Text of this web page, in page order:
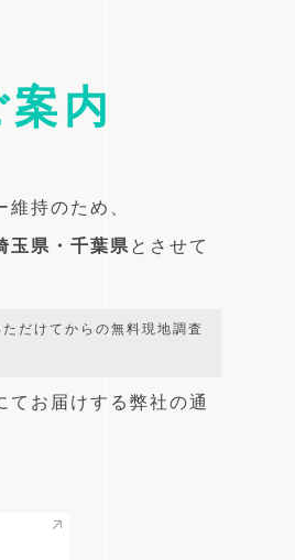
内
持のため、
玉県・千葉県 とさせて
だけてからの無料現地調査
てお届けする弊社の通